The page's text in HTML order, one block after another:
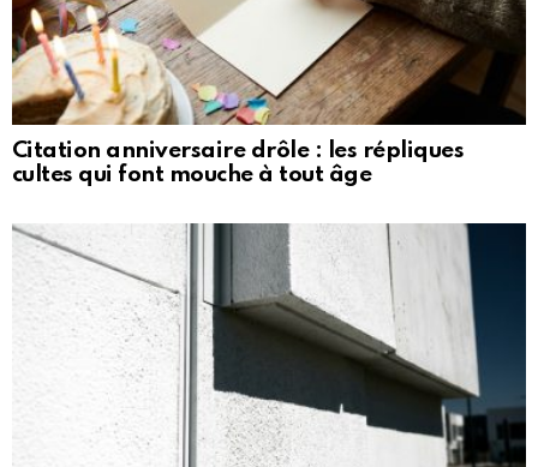
Citation anniversaire drôle : les répliques
cultes qui font mouche à tout âge